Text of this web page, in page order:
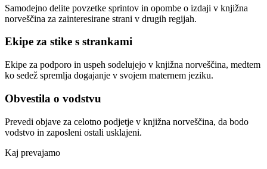
Samodejno delite povzetke sprintov in opombe o izdaji v knjižna
norveščina za zainteresirane strani v drugih regijah.
Ekipe za stike s strankami
Ekipe za podporo in uspeh sodelujejo v knjižna norveščina, medtem
ko sedež spremlja dogajanje v svojem maternem jeziku.
Obvestila o vodstvu
Prevedi objave za celotno podjetje v knjižna norveščina, da bodo
vodstvo in zaposleni ostali usklajeni.
Kaj prevajamo